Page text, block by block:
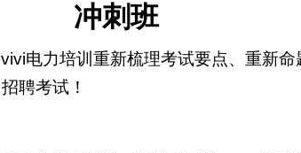
冲刺班
电力培训重新梳理考试要点、重新
聘考试！